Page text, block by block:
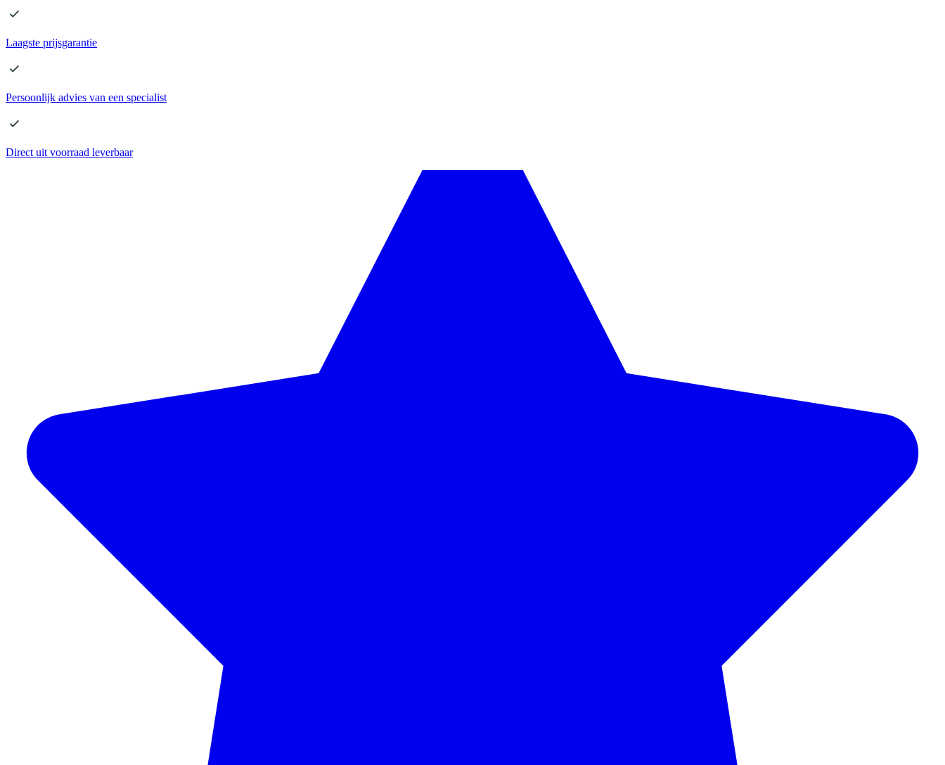
Laagste prijsgarantie
Persoonlijk advies van een specialist
Direct uit voorraad leverbaar